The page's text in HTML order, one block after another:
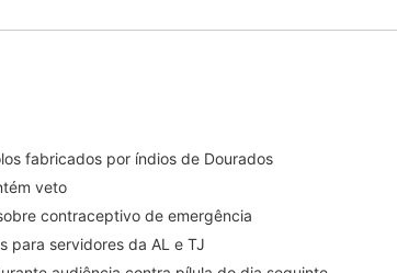
fabricados por índios de Dourados
veto
contraceptivo de emergência
para servidores da AL e TJ